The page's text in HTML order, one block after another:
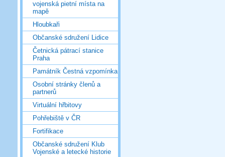
vojenská pietní místa na
mapě
Hloubkaři
Občanské sdružení Lidice
Četnická pátrací stanice
Praha
Památník Čestná vzpomínka
Osobní stránky členů a
partnerů
Virtuální hřbitovy
Pohřebiště v ČR
Fortifikace
Občanské sdružení Klub
Vojenské a letecké historie